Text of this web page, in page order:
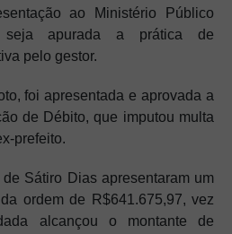
ao Ministério Público
seja apurada a prática de
pelo gestor.
foi apresentada e aprovada a
de Débito, que imputou multa
prefeito.
Sátiro Dias apresentaram um
ordem de R$641.675,97, vez
alcançou o montante de